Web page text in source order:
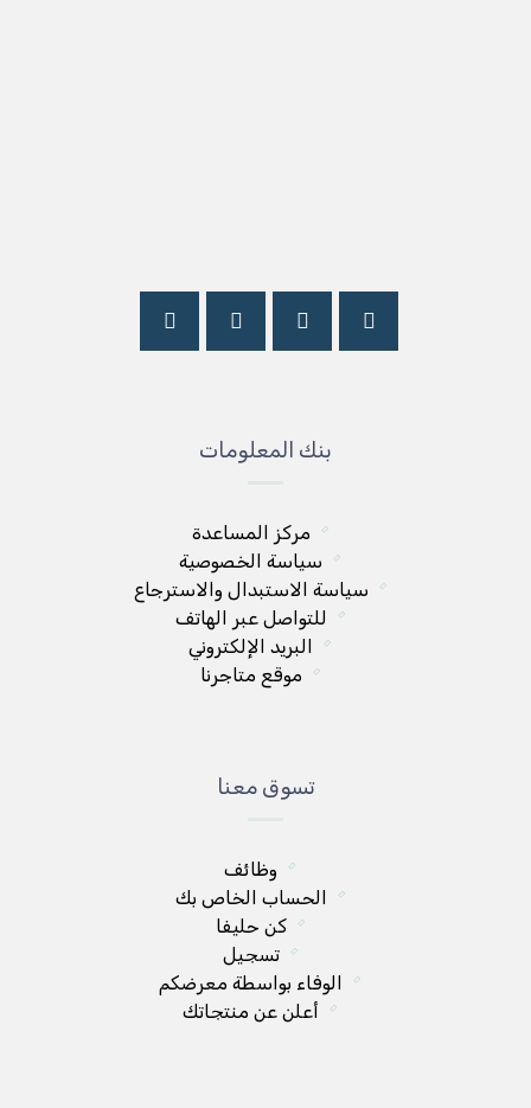
بنك المعلومات
مركز المساعدة
سياسة الخصوصية
سياسة الاستبدال والاسترجاع
للتواصل عبر الهاتف
البريد الإلكتروني
موقع متاجرنا
تسوق معنا
وظائف
الحساب الخاص بك
كن حليفا
تسجيل
الوفاء بواسطة معرضكم
أعلن عن منتجاتك